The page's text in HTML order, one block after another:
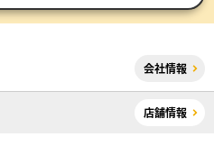
会社情報
店舗情報